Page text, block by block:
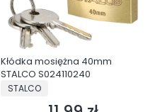
Kłódka mosiężna 40mm
STALCO S024110240
PRODUCENT
STALCO